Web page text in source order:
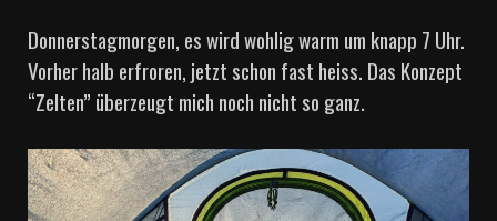
Donnerstagmorgen, es wird wohlig warm um knapp 7 Uhr.
Vorher halb erfroren, jetzt schon fast heiss. Das Konzept
“Zelten” überzeugt mich noch nicht so ganz.